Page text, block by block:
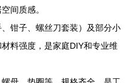
间质感。
钳子、螺丝刀套装）及部分小
料强度，是家庭DIY和专业维